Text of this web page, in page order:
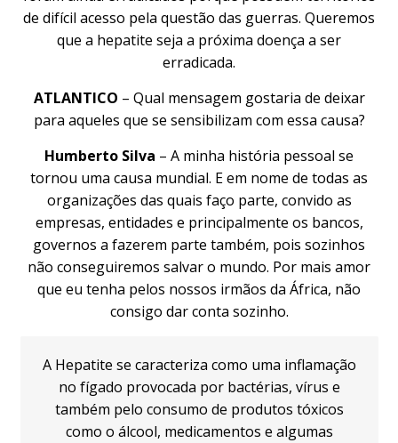
de difícil acesso pela questão das guerras. Queremos
que a hepatite seja a próxima doença a ser
erradicada.
ATLANTICO – Qual mensagem gostaria de deixar
para aqueles que se sensibilizam com essa causa?
Humberto Silva – A minha história pessoal se
tornou uma causa mundial. E em nome de todas as
organizações das quais faço parte, convido as
empresas, entidades e principalmente os bancos,
governos a fazerem parte também, pois sozinhos
não conseguiremos salvar o mundo. Por mais amor
que eu tenha pelos nossos irmãos da África, não
consigo dar conta sozinho.
A Hepatite se caracteriza como uma inflamação
no fígado provocada por bactérias, vírus e
também pelo consumo de produtos tóxicos
como o álcool, medicamentos e algumas